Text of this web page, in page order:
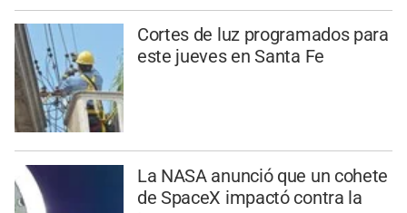
Cortes de luz programados para
este jueves en Santa Fe
La NASA anunció que un cohete
de SpaceX impactó contra la